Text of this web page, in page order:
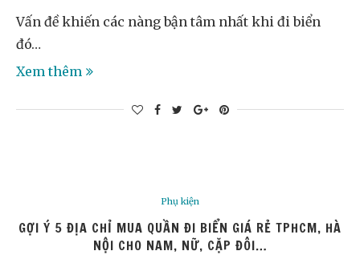
Vấn đề khiến các nàng bận tâm nhất khi đi biển
đó…
Xem thêm
Phụ kiện
GỢI Ý 5 ĐỊA CHỈ MUA QUẦN ĐI BIỂN GIÁ RẺ TPHCM, HÀ
NỘI CHO NAM, NỮ, CẶP ĐÔI…